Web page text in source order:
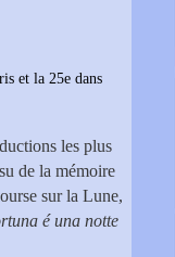
et la 25e dans
les plus
de la mémoire
sur la Lune,
é una notte